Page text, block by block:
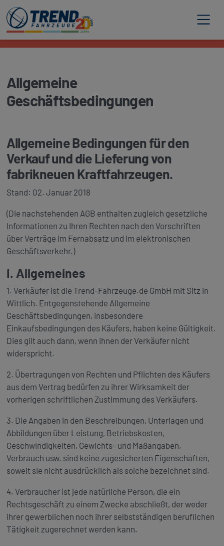
Allgemeine
Geschäftsbedingungen
Allgemeine Bedingungen für den
Verkauf und die Lieferung von
fabrikneuen Kraftfahrzeugen.
Stand: 02. Januar 2018
(Die nachstehenden AGB enthalten zugleich gesetzliche
Informationen zu Ihren Rechten nach den Vorschriften
über Verträge im Fernabsatz und im elektronischen
Geschäftsverkehr.)
I. Allgemeines
1. Verkäufer ist die Trend-Fahrzeuge.de GmbH mit Sitz in
Wittlich. Entgegenstehende Allgemeine
Geschäftsbedingungen, insbesondere
Einkaufsbedingungen des Käufers, haben keine Gültigkeit.
Dies gilt auch dann, wenn ihnen der Verkäufer nicht
widerspricht.
2. Übertragungen von Rechten und Pflichten des Käufers
aus dem Vertrag bedürfen zu ihrer Wirksamkeit der
vorherigen schriftlichen Zustimmung des Verkäufers.
3. Die Angaben in den Beschreibungen, Unterlagen und
Abbildungen über Leistung, Betriebskosten,
Geschwindigkeiten, Gewichts- und Maßangaben,
Verbrauch usw. sind keine zugesicherten Eigenschaften,
soweit sie nicht ausdrücklich als solche bezeichnet sind.
4. Verbraucher ist jede natürliche Person, die ein
Rechtsgeschäft zu einem Zwecke abschließt, der weder
ihrer gewerblichen noch ihrer selbstständigen beruflichen
Tätigkeit zugerechnet werden kann.